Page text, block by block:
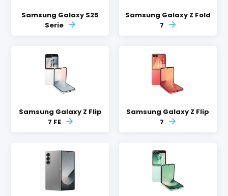
Samsung Galaxy S25
Serie
Samsung Galaxy Z Fold
7
Samsung Galaxy Z Flip
7 FE
Samsung Galaxy Z Flip
7